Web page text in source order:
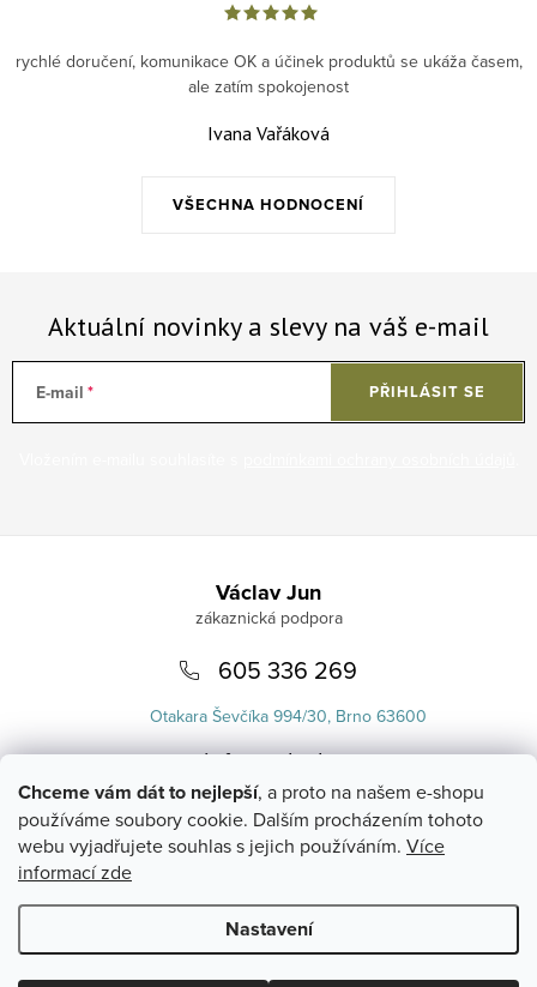
Chceme vám dát to nejlepší, a proto na našem e-shopu
používáme soubory cookie. Dalším procházením tohoto
webu vyjadřujete souhlas s jejich používáním. Více
informací zde
Nastavení
VŠECHNA HODNOCENÍ
rychlé doručení, komunikace OK a účinek produktů se ukáža časem,
ale zatím spokojenost
Ivana Vařáková
Aktuální novinky a slevy na váš e-mail
E-mail PŘIHLÁSIT SE
Václav Jun
605 336 269
Otakara Ševčíka 994/30, Brno 63600
info@uvlasku.cz
Copyright 2026UVlásku.cz. Všechna práva vyhrazena.Upravit